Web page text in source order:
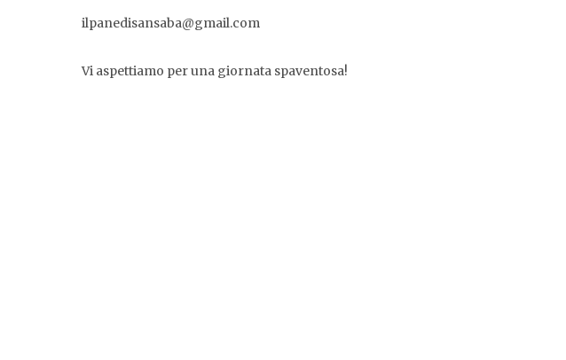
ilpanedisansaba@gmail.com
Vi aspettiamo per una giornata spaventosa!